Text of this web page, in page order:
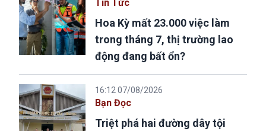
Tin Tức
Hoa Kỳ mất 23.000 việc làm
trong tháng 7, thị trường lao
động đang bất ổn?
16:12 07/08/2026
Bạn Đọc
Triệt phá hai đường dây tội